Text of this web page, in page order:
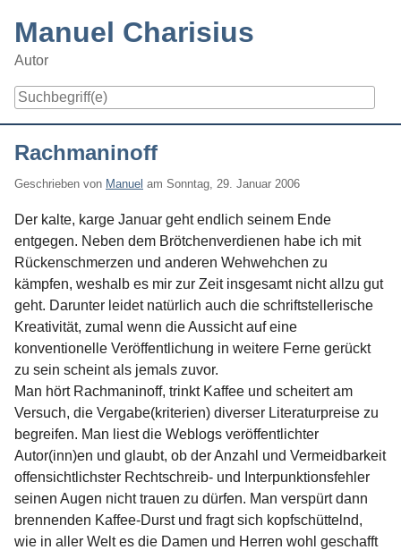
content
Manuel Charisius
Autor
Rachmaninoff
Geschrieben von Manuel am Sonntag, 29. Januar 2006
Der kalte, karge Januar geht endlich seinem Ende
entgegen. Neben dem Brötchenverdienen habe ich mit
Rückenschmerzen und anderen Wehwehchen zu
kämpfen, weshalb es mir zur Zeit insgesamt nicht allzu gut
geht. Darunter leidet natürlich auch die schriftstellerische
Kreativität, zumal wenn die Aussicht auf eine
konventionelle Veröffentlichung in weitere Ferne gerückt
zu sein scheint als jemals zuvor.
Man hört Rachmaninoff, trinkt Kaffee und scheitert am
Versuch, die Vergabe(kriterien) diverser Literaturpreise zu
begreifen. Man liest die Weblogs veröffentlichter
Autor(inn)en und glaubt, ob der Anzahl und Vermeidbarkeit
offensichtlichster Rechtschreib- und Interpunktionsfehler
seinen Augen nicht trauen zu dürfen. Man verspürt dann
brennenden Kaffee-Durst und fragt sich kopfschüttelnd,
wie in aller Welt es die Damen und Herren wohl geschafft